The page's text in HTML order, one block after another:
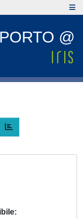
PORTO @